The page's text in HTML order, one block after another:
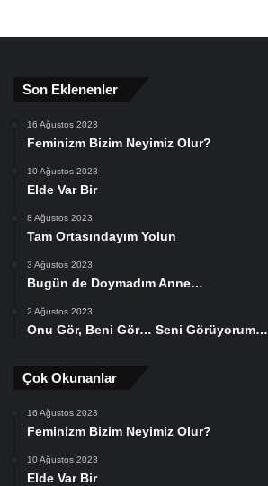
Son Eklenenler
16 Ağustos 2023
Feminizm Bizim Neyimiz Olur?
10 Ağustos 2023
Elde Var Bir
8 Ağustos 2023
Tam Ortasındayım Yolun
3 Ağustos 2023
Bugün de Doymadım Anne…
2 Ağustos 2023
Onu Gör, Beni Gör… Seni Görüyorum…
Çok Okunanlar
16 Ağustos 2023
Feminizm Bizim Neyimiz Olur?
10 Ağustos 2023
Elde Var Bir